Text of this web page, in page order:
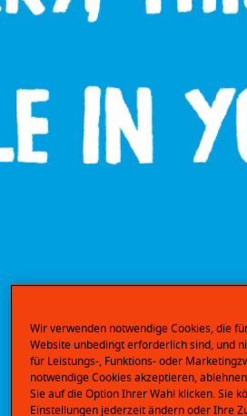
Wir verwenden notwendige Cookies, die
Website unbedingt erforderlich sind, und
für Leistungs-, Funktions- oder
notwendige Cookies akzeptieren,
Sie auf die Option Ihrer Wahl klicken. Sie
Einstellungen jederzeit ändern oder Ihre